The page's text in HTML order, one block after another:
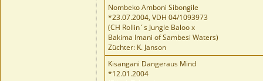
Nombeko Amboni Sibongile
*23.07.2004, VDH 04/1093973
(CH Rollin´s Jungle Baloo x
Bakima Imani of Sambesi Waters)
Züchter: K. Janson
Kisangani Dangeraus Mind
*12.01.2004